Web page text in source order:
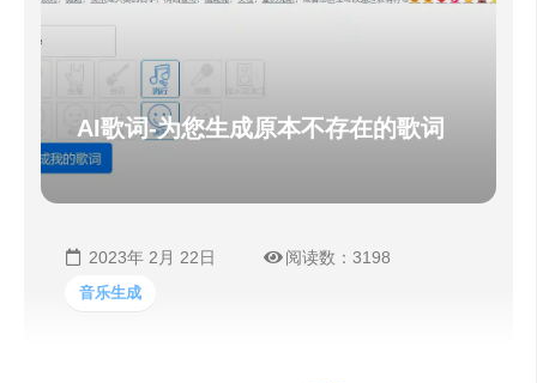
AI歌词-为您生成原本不存在的歌词
2023年 2月 22日 阅读数：3198
音乐生成